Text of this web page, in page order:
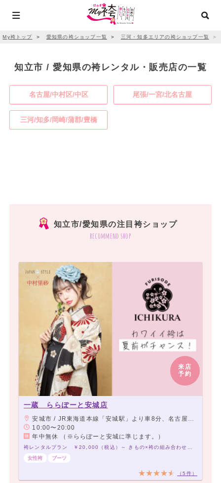
My袴トップ ＞ 愛知県の袴ショップ一覧 ＞ 三河・知多エリアの袴ショップ一覧 ＞
知立市 / 愛知県の袴レンタル・販売店の一覧
名古屋/中村区/中区 尾張/一宮/北名古屋
三河/知多/岡崎/蒲郡/豊橋
知立市/愛知県の注目袴ショップ
recommend shop
来店
予約
一蔵 ららぽーと安城店
安城市 / JR東海道本線「安城駅」より車8分、名古屋鉄道西尾線「北安城駅」より車7分
10:00〜20:00
年中無休 （※ららぽーと安城に準じます。）
女性袴
ブーツ
（5件）